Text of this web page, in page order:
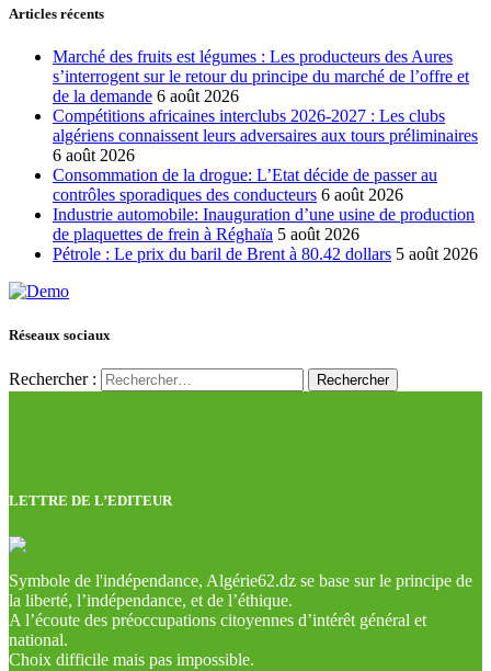
Articles récents
Marché des fruits est légumes : Les producteurs des Aures
s’interrogent sur le retour du principe du marché de l’offre et
de la demande 6 août 2026
Compétitions africaines interclubs 2026-2027 : Les clubs
algériens connaissent leurs adversaires aux tours préliminaires
6 août 2026
Consommation de la drogue: L’Etat décide de passer au
contrôles sporadiques des conducteurs 6 août 2026
Industrie automobile: Inauguration d’une usine de production
de plaquettes de frein à Réghaïa 5 août 2026
Pétrole : Le prix du baril de Brent à 80.42 dollars 5 août 2026
Réseaux sociaux
Rechercher :
LETTRE DE L’EDITEUR
Symbole de l'indépendance, Algérie62.dz se base sur le principe de
la liberté, l’indépendance, et de l’éthique.
A l’écoute des préoccupations citoyennes d’intérêt général et
national.
Choix difficile mais pas impossible.